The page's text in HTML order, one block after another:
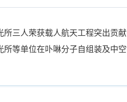
所三人荣获载人航天工程突出贡
所等单位在卟啉分子自组装及中